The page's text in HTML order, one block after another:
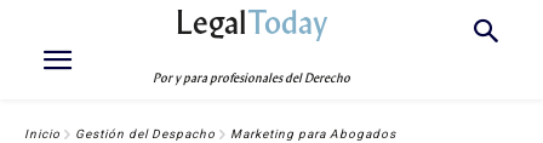
LegalToday
Por y para profesionales del Derecho
Inicio Gestión del Despacho Marketing para Abogados